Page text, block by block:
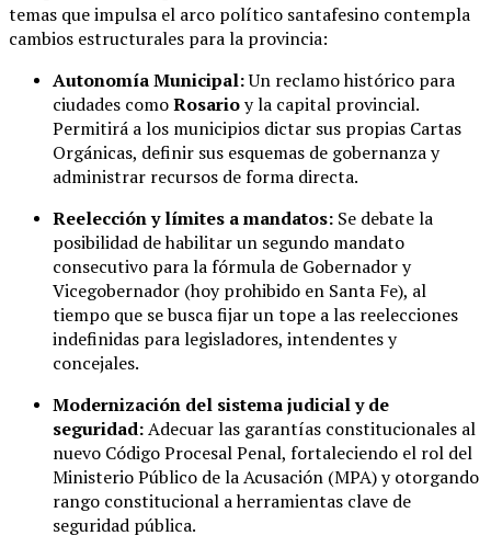
temas que impulsa el arco político santafesino contempla
cambios estructurales para la provincia:
Autonomía Municipal:Un reclamo histórico para
ciudades comoRosarioy la capital provincial.
Permitirá a los municipios dictar sus propias Cartas
Orgánicas, definir sus esquemas de gobernanza y
administrar recursos de forma directa.
Reelección y límites a mandatos: Se debate la
posibilidad de habilitar un segundo mandato
consecutivo para la fórmula de Gobernador y
Vicegobernador (hoy prohibido en Santa Fe), al
tiempo que se busca fijar un tope a las reelecciones
indefinidas para legisladores, intendentes y
concejales.
Modernización del sistema judicial y de
seguridad:Adecuar las garantías constitucionales al
nuevo Código Procesal Penal, fortaleciendo el rol del
Ministerio Público de la Acusación (MPA) y otorgando
rango constitucional a herramientas clave de
seguridad pública.